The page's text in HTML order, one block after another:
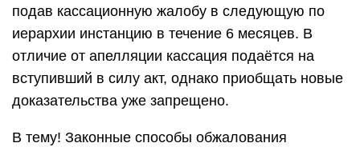
подав кассационную жалобу в следующую по
иерархии инстанцию в течение 6 месяцев. В
отличие от апелляции кассация подаётся на
вступивший в силу акт, однако приобщать новые
доказательства уже запрещено.
В тему! Законные способы обжалования